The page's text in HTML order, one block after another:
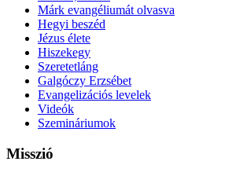
Márk evangéliumát olvasva
Hegyi beszéd
Jézus élete
Hiszekegy
Szeretetláng
Galgóczy Erzsébet
Evangelizációs levelek
Videók
Szemináriumok
Misszió